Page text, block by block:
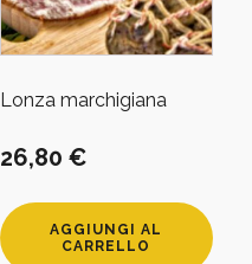
Lonza marchigiana
26,80 €
AGGIUNGI AL
CARRELLO